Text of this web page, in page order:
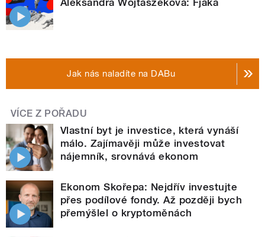
Aleksandra Wojtaszeková: Fjaka
Jak nás naladíte na DABu
VÍCE Z POŘADU
Vlastní byt je investice, která vynáší
málo. Zajímavěji může investovat
nájemník, srovnává ekonom
Ekonom Skořepa: Nejdřív investujte
přes podílové fondy. Až později bych
přemýšlel o kryptoměnách